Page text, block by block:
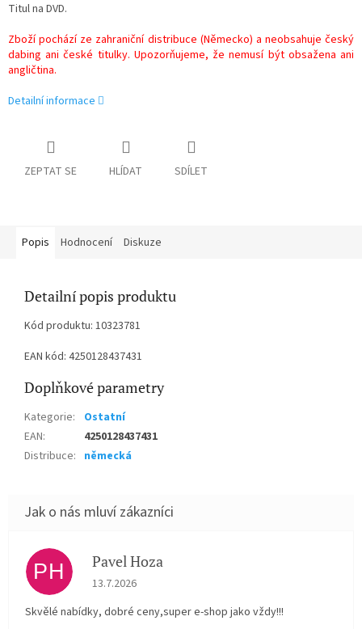
Titul na DVD.
Zboží pochází ze zahraniční distribuce (Německo) a neobsahuje český
dabing ani české titulky. Upozorňujeme, že nemusí být obsažena ani
angličtina.
Detailní informace
ZEPTAT SE HLÍDAT SDÍLET
Popis Hodnocení Diskuze
Detailní popis produktu
Kód produktu: 10323781
EAN kód: 4250128437431
Doplňkové parametry
Kategorie:
Ostatní
EAN:
4250128437431
Distribuce: německá
PH Pavel Hoza
Hodnocení obchodu je 5 z 5 hvězdiček.
13.7.2026
Skvělé nabídky, dobré ceny,super e-shop jako vždy!!!